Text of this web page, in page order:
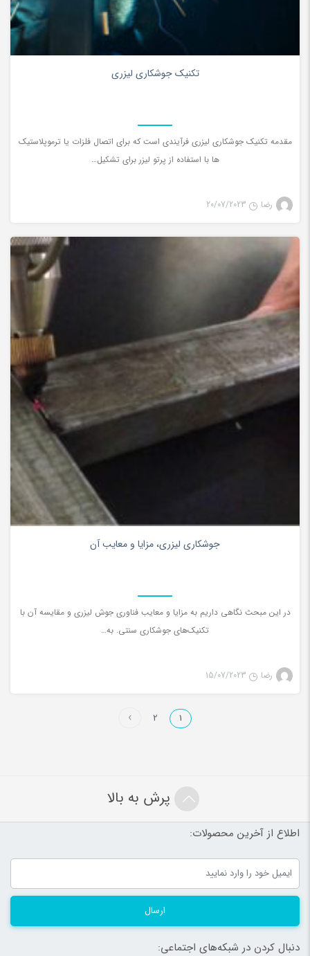
تکنیک جوشکاری لیزری
مقدمه تکنیک جوشکاری لیزری فرآیندی است که برای اتصال فلزات یا ترموپلاستیک
ها با استفاده از پرتو لیزر برای تشکیل…
رضا 20/07/2023
جوشکاری لیزری، مزایا و معایب آن
در اين مبحث نگاهی داريم به مزایا و معایب فناوری جوش لیزری و مقایسه آن با
تکنیک‌های جوشکاری سنتی. به…
رضا 15/07/2023
1
2
پرش به بالا
اطلاع از آخرین محصولات:
ارسال
دنبال کردن در شبکه‌های اجتماعی: